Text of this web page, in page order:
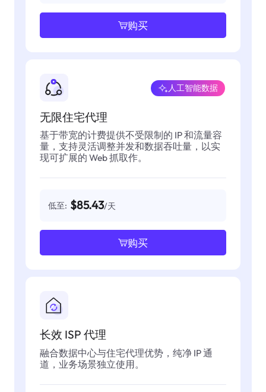
购买
无限住宅代理
人工智能数据
基于带宽的计费提供不受限制的 IP 和流量容
量，支持灵活调整并发和数据吞吐量，以实
现可扩展的 Web 抓取作。
低至: $85.43/天
购买
长效 ISP 代理
融合数据中心与住宅代理优势，纯净 IP 通
道，业务场景独立使用。